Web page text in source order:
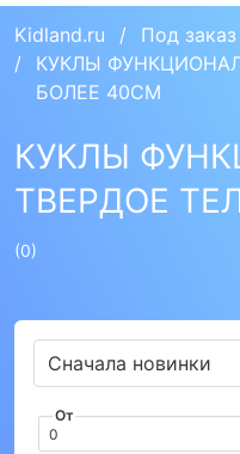
Kidland.ru
Под
КУКЛЫ
БОЛЕЕ 40СМ
КУКЛЫ
ТВЕРДОЕ
(0)
От